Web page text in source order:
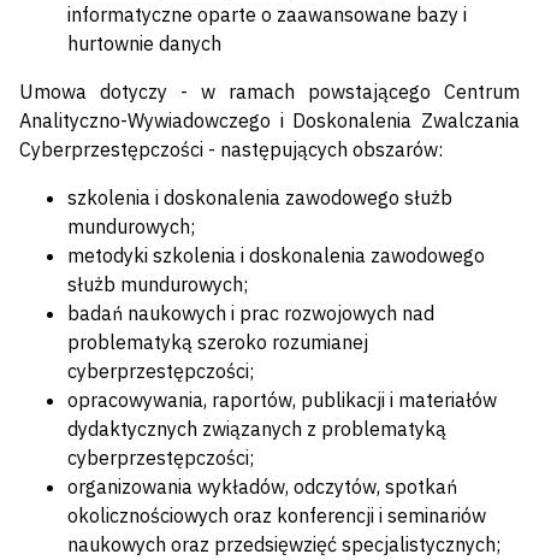
informatyczne oparte o zaawansowane bazy i
hurtownie danych
Umowa dotyczy - w ramach powstającego Centrum
Analityczno-Wywiadowczego i Doskonalenia Zwalczania
Cyberprzestępczości - następujących obszarów:
szkolenia i doskonalenia zawodowego służb
mundurowych;
metodyki szkolenia i doskonalenia zawodowego
służb mundurowych;
badań naukowych i prac rozwojowych nad
problematyką szeroko rozumianej
cyberprzestępczości;
opracowywania, raportów, publikacji i materiałów
dydaktycznych związanych z problematyką
cyberprzestępczości;
organizowania wykładów, odczytów, spotkań
okolicznościowych oraz konferencji i seminariów
naukowych oraz przedsięwzięć specjalistycznych;